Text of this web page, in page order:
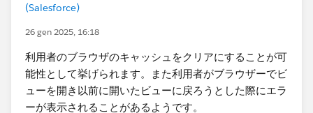
(Salesforce)
26 gen 2025, 16:18
利用者のブラウザのキャッシュをクリアにすることが可
能性として挙げられます。また利用者がブラウザーでビ
ューを開き以前に開いたビューに戻ろうとした際にエラ
ーが表示されることがあるようです。